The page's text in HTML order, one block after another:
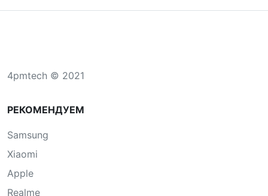
4pmtech © 2021
РЕКОМЕНДУЕМ
Samsung
Xiaomi
Apple
Realme